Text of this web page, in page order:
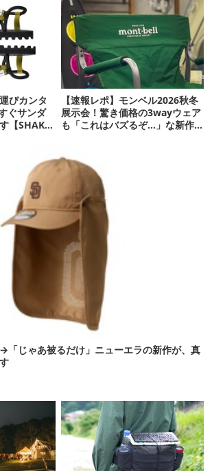
びカンタ
ぐサンダ
【SHAKA
【速報レポ】モンベル2026秋冬
展示会！驚き価格の3wayウェア
も「これはバズるぞ…」な新作
→「じゃあ被るだけ」ニューエラの新作が、真